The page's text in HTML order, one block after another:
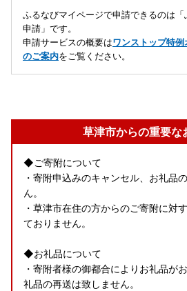
ふるなびマイページで申請できるのは
申請」です。
申請サービスの概要はワンストップ特
のご案内をご覧ください。
草津市からの重要な
◆ご寄附について
・寄附申込みのキャンセル、お礼品
ん。
・草津市在住の方からのご寄附に対
ておりません。
◆お礼品について
・寄附者様の御都合によりお礼品が
礼品の再送は致しません。